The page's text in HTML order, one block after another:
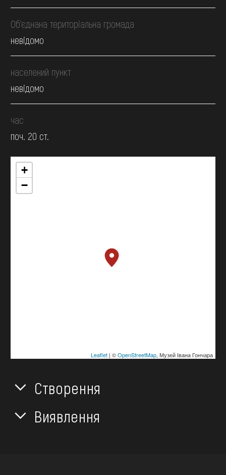
Об’єднана територіальна громада
невідомо
населений пункт
невідомо
час
поч. 20 ст.
+
−
Leaflet| ©OpenStreetMap, Музей Івана Гончара
Створення
Виявлення